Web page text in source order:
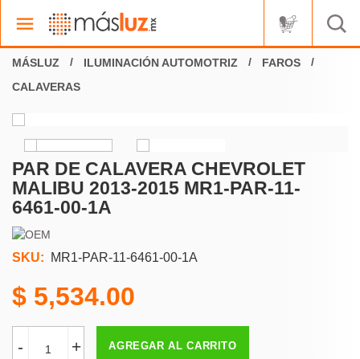
ILUMINACIÓN AUTOMOTRIZ
FAROS
CALAVERAS
PAR DE CALAVERA CHEVROLET
MALIBU 2013-2015 MR1-PAR-11-
6461-00-1A
SKU: MR1-PAR-11-6461-00-1A
5,534.00
- + AGREGAR AL CARRITO